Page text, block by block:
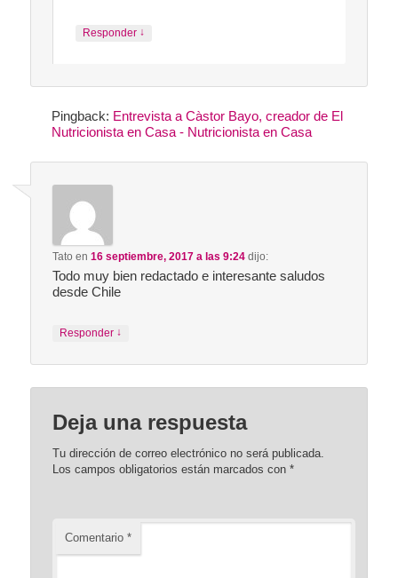
Responder ↓
Pingback: Entrevista a Càstor Bayo, creador de El
Nutricionista en Casa - Nutricionista en Casa
Tato en16 septiembre, 2017 a las 9:24 dijo:
Todo muy bien redactado e interesante saludos
desde Chile
Responder ↓
Deja una respuesta
Tu dirección de correo electrónico no será publicada.
Los campos obligatorios están marcados con*
Comentario*